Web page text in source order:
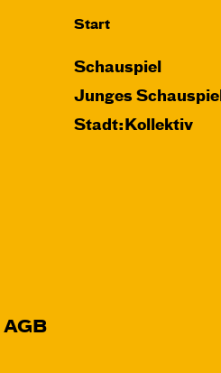
Start
Schauspiel
Junges Schauspiel
Stadt:Kollektiv
AGB